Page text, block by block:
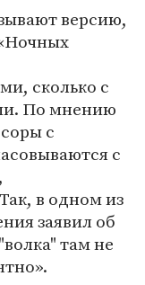
версию,
сколько с
По мнению
с
с
в одном из
заявил об
там не